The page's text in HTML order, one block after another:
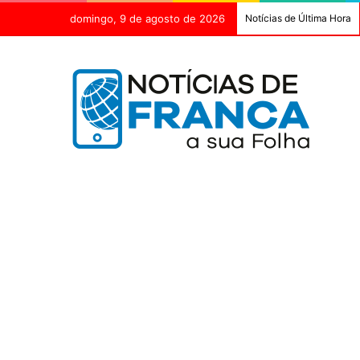
domingo, 9 de agosto de 2026 Notícias de Última Hora